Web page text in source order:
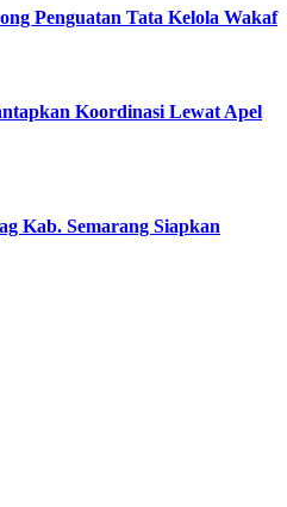
Penguatan Tata Kelola Wakaf
Koordinasi Lewat Apel
Kab. Semarang Siapkan